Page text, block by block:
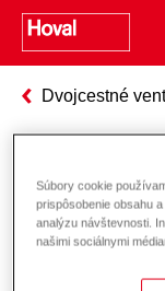
Dvojcestné
Súbory cookie
prispôsobenie obsahu
analýzu návštevnosti.
našimi sociálnymi